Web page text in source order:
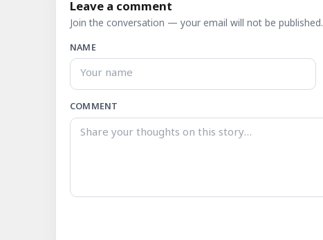
Leave a comment
Join the conversation — your email will not be published.
NAME
COMMENT